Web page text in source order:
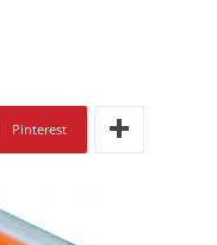
Pinterest